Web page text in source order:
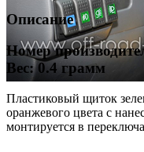
Описание
Номер
Вес: 0.4 грамм
Пластиковый щиток
оранжевого цвета с
монтируется в